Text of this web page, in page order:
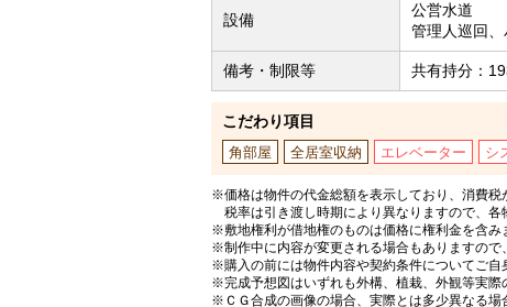
設備
公営水道
管理人巡回
備考・制限等 共有持分：
こだわり項目
角部屋 全居室収納 エレベーター シ
※価格は物件の代金総額を表示しており、消費税
税率は引き渡し時期により異なりますので、各
※敷地権利が借地権のものは価格に権利金を含み
※制作中に内容が変更される場合もありますので
※購入の前には物件内容や契約条件についてご自
※完成予想図はいずれも外構、植栽、外観等実際
※ＣＧ合成の画像の場合、実際とは多少異なる場